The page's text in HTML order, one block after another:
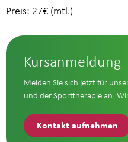
Preis: 27€ (mtl.)
Kursanmeldung
Melden Sie sich jetzt für
und der Sporttherapie an.
Kontakt aufnehmen